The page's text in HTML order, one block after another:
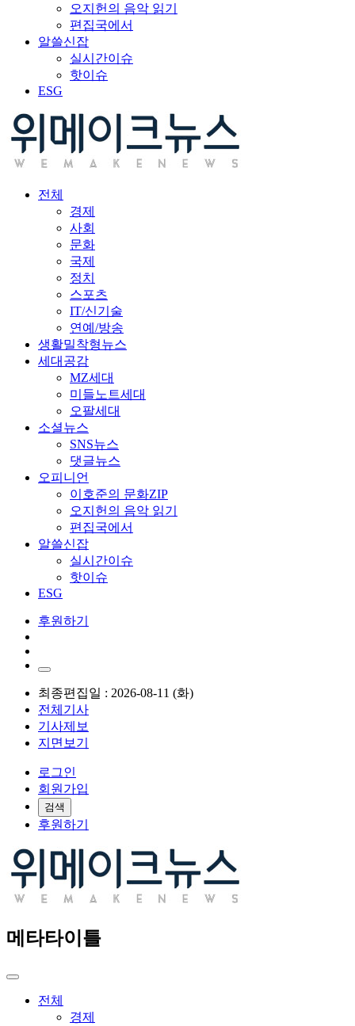
오지헌의 음악 읽기
편집국에서
알쓸신잡
실시간이슈
핫이슈
ESG
전체
경제
사회
문화
국제
정치
스포츠
IT/신기술
연예/방송
생활밀착형뉴스
세대공감
MZ세대
미들노트세대
오팔세대
소셜뉴스
SNS뉴스
댓글뉴스
오피니언
이호준의 문화ZIP
오지헌의 음악 읽기
편집국에서
알쓸신잡
실시간이슈
핫이슈
ESG
후원하기
최종편집일 : 2026-08-11 (화)
전체기사
기사제보
지면보기
로그인
회원가입
검색
후원하기
메타타이틀
전체
경제